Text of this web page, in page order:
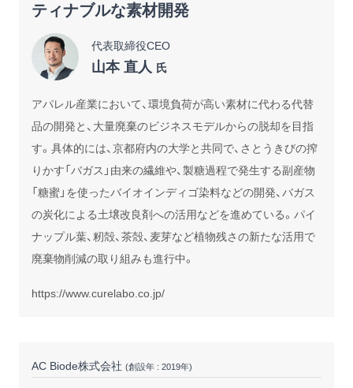
ティナブルな素材開発
代表取締役CEO
山本 直人 氏
アパレル産業において、環境負荷が高い素材に代わる代替
品の開発と、大量廃棄のビジネスモデルからの脱却を目指
す。具体的には、京都府内の大学と共同で、さとうきびの搾
りかす「バガス」由来の繊維や、製糖過程で発生する副産物
「糖蜜」を使ったバイオインディゴ染料などの開発、バガス
の炭化による土壌改良剤への活用などを進めている。パイ
ナップル葉、籾殻、茶殻、麦芽など植物残さの新たな活用で
廃棄物削減の取り組みも進行中。
https://www.curelabo.co.jp/
AC Biode株式会社 (創設年 : 2019年)